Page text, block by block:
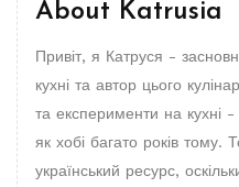
About Katrusia
Привіт, я Катруся -
кухні та автор цього
та експерименти на кухні
як хобі багато років тому.
український ресурс,